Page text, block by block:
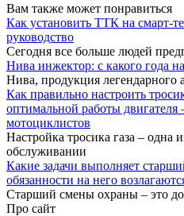
Вам также может понравиться
Как установить ТТК на смарт-
руководство
Сегодня все больше людей
Нива инжектор: с какого года
Нива, продукция легендарного
Как правильно настроить
оптимальной работы
мотоциклистов
Настройка тросика газа – одна
обслуживании
Какие задачи выполняет
обязанности на него
Старший смены охраны – это
Про сайт